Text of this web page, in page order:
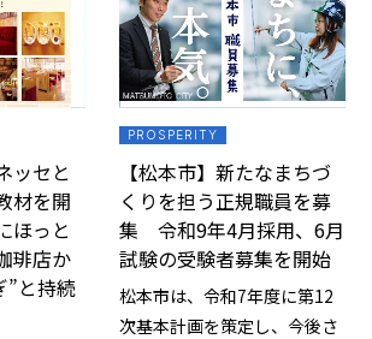
ッセと
材を開
ほっと
琲店か
”と持続
PROSPERITY
【松本市】新たなまちづ
くりを担う正規職員を募
集 令和9年4月採用、6月
試験の受験者募集を開始
松本市は、令和7年度に第12
次基本計画を策定し、今後さ